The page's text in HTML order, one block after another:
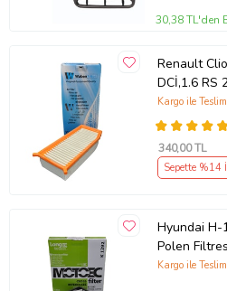
30,38 TL'den
Renault
DCİ,1.6 RS
(Beyaz-Gri)
Kargo ile
340,00 TL
Sepette %14
Hyundai
Polen
Kargo ile